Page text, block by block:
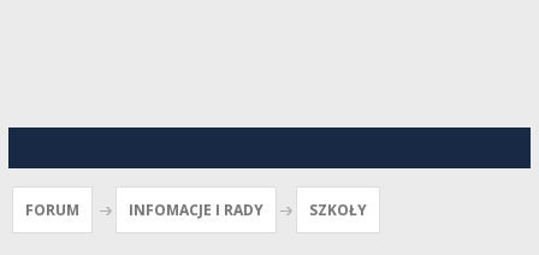
FORUM INFOMACJE I RADY SZKOŁY